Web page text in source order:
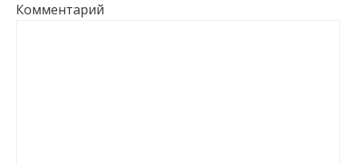
Комментарий